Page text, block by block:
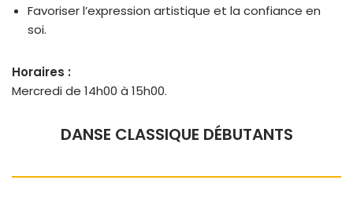
Favoriser l’expression artistique et la confiance en
soi.
Horaires :
Mercredi de 14h00 à 15h00.
DANSE CLASSIQUE DÉBUTANTS